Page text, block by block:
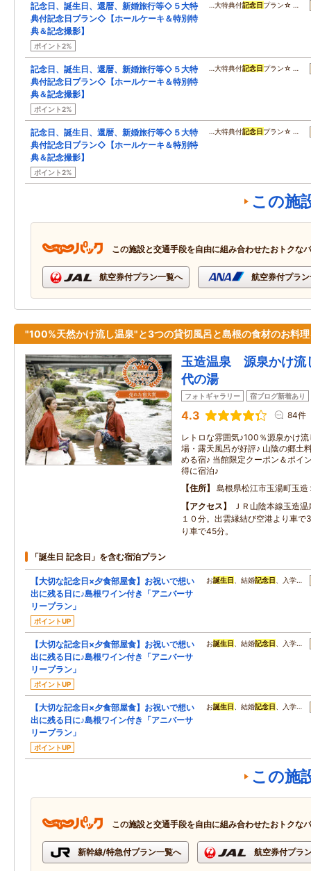
記念日、誕生日、還暦、新婚旅行等◇５大特
典付記念日プラン◇【ホールケーキ＆特別特
典＆記念撮影】
ポイント2%
…大特典付記念日 プラン☆ …
記念日、誕生日、還暦、新婚旅行等◇５大特
典付記念日プラン◇【ホールケーキ＆特別特
典＆記念撮影】
ポイント2%
…大特典付記念日 プラン☆ …
記念日、誕生日、還暦、新婚旅行等◇５大特
典付記念日プラン◇【ホールケーキ＆特別特
典＆記念撮影】
ポイント2%
…大特典付記念日 プラン☆ …
この施
この施設と交通手段を自由に組み合わせたおトクな
航空券付プラン一覧へ 航空券付プラ
"100%天然かけ流し温泉"と3つの貸切風呂と島根の食材のお料理
玉造温泉 源泉かけ
代の湯
フォトギャラリー 宿ブログ新着あり
4.3 84件
レトロな雰囲気♪100％源泉かけ
場・露天風呂が好評♪ 山陰の郷土
める宿♪ 当館限定クーポン＆ポイ
得に宿泊♪
住所
島根県松江市玉湯町玉
アクセス
ＪＲ山陰本線玉造
１０分。出雲縁結び空港より車
り車で45分。
「誕生日 記念日」を含む宿泊プラン
【大切な記念日×夕食部屋食】お祝いで想い
出に残る日に♪島根ワイン付き「アニバーサ
リープラン」
ポイントUP
お誕生日 、結婚記念日 、入学…
【大切な記念日×夕食部屋食】お祝いで想い
出に残る日に♪島根ワイン付き「アニバーサ
リープラン」
ポイントUP
お誕生日 、結婚記念日 、入学…
【大切な記念日×夕食部屋食】お祝いで想い
出に残る日に♪島根ワイン付き「アニバーサ
リープラン」
ポイントUP
お誕生日 、結婚記念日 、入学…
この施
この施設と交通手段を自由に組み合わせたおトクな
新幹線/特急付プラン一覧へ 航空券付プラ